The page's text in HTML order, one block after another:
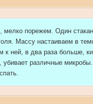
мелко порежем. Один
Массу настаиваем в
ней, в два раза больше,
различные